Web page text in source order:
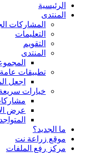
الرئيسية
المنتدى
المشاركات
التعليمات
التقويم
المنتدى
تطبيقات عامة
اجعل
خيارات
عرض
ما الجديد؟
موقع زراعة نت
مركز رفع الملفات